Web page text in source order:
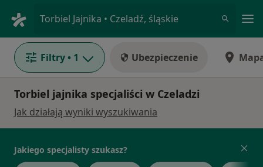
Torbiel Jajnika • Czeladź, śląskie
Filtry • 1 Ubezpieczenie
Torbiel jajnika specjaliści w Czeladzi
Jak działają wyniki wyszukiwania
Jakiego specjalisty szukasz?